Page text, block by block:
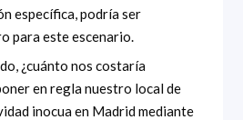
específica, podría ser
para este escenario.
¿cuánto nos costaría
en regla nuestro local de
inocua en Madrid mediante